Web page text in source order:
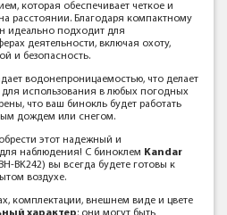
которая обеспечивает четкое и
расстоянии. Благодаря компактному
идеально подходит для
деятельности, включая охоту,
и безопасность.
водонепроницаемостью, что делает
использования в любых погодных
что ваш бинокль будет работать
дождем или снегом.
этот надежный и
наблюдения! С биноклем Kandar
BK242) вы всегда будете готовы к
воздухе.
комплектации, внешнем виде и цвете